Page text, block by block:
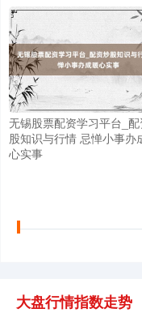
无锡股票配资学习平台_
股知识与行情 忌惮小事办
心实事
大盘行情指数走势